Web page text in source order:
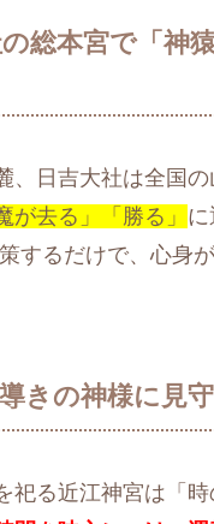
総本宮で「神
、日吉大社は全国
が去る」「勝る」
するだけで、心身
きの神様に見
祀る近江神宮は「